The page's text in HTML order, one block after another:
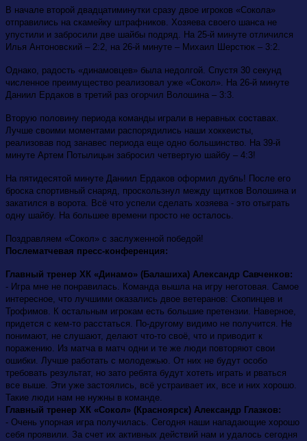
В начале второй двадцатиминутки сразу двое игроков «Сокола»
отправились на скамейку штрафников. Хозяева своего шанса не
упустили и забросили две шайбы подряд. На 25-й минуте отличился
Илья Антоновский – 2:2, на 26-й минуте – Михаил Шерстюк – 3:2.
Однако, радость «динамовцев» была недолгой. Спустя 30 секунд
численное преимущество реализовал уже «Сокол». На 26-й минуте
Даниил Ердаков в третий раз огорчил Волошина – 3:3.
Вторую половину периода команды играли в неравных составах.
Лучше своими моментами распорядились наши хоккеисты,
реализовав под занавес периода еще одно большинство. На 39-й
минуте Артем Потылицын забросил четвертую шайбу – 4:3!
На пятидесятой минуте Даниил Ердаков оформил дубль! После его
броска спортивный снаряд, проскользнул между щитков Волошина и
закатился в ворота. Всё что успели сделать хозяева - это отыграть
одну шайбу. На большее времени просто не осталось.
Поздравляем «Сокол» с заслуженной победой!
Послематчевая пресс-конференция:
Главный тренер ХК «Динамо» (Балашиха) Александр Савченков:
- Игра мне не понравилась. Команда вышла на игру неготовая. Самое
интересное, что лучшими оказались двое ветеранов: Скопинцев и
Трофимов. К остальным игрокам есть большие претензии. Наверное,
придется с кем-то расстаться. По-другому видимо не получится. Не
понимают, не слушают, делают что-то своё, что и приводит к
поражению. Из матча в матч одни и те же люди повторяют свои
ошибки. Лучше работать с молодежью. От них не будут особо
требовать результат, но зато ребята будут хотеть играть и рваться
все выше. Эти уже застоялись, всё устраивает их, все и них хорошо.
Такие люди нам не нужны в команде.
Главный тренер ХК «Сокол» (Красноярск) Александр Глазков:
- Очень упорная игра получилась. Сегодня наши нападающие хорошо
себя проявили. За счет их активных действий нам и удалось сегодня